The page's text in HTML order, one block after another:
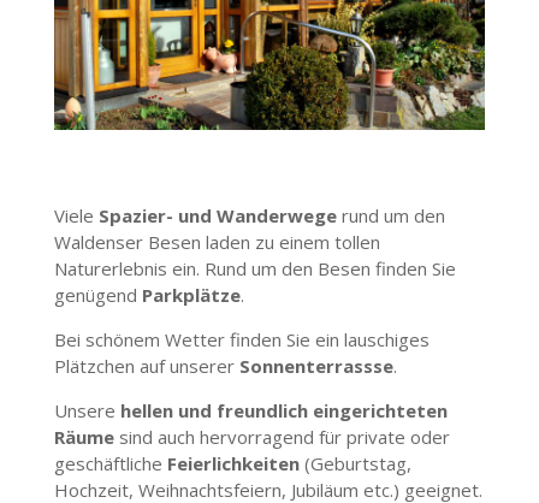
Viele Spazier- und Wanderwegerund um den
Waldenser Besen laden zu einem tollen
Naturerlebnis ein. Rund um den Besen finden Sie
genügend Parkplätze.
Bei schönem Wetter finden Sie ein lauschiges
Plätzchen auf unserer Sonnenterrassse.
Unsere hellen und freundlich eingerichteten
Räumesind auch hervorragend für private oder
geschäftliche Feierlichkeiten(Geburtstag,
Hochzeit, Weihnachtsfeiern, Jubiläum etc.) geeignet.